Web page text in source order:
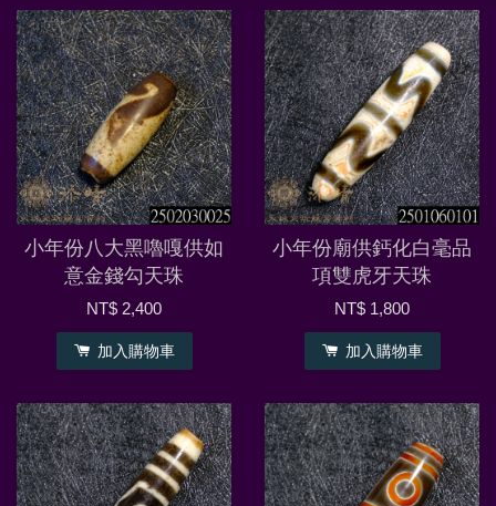
小年份八大黑嚕嘎供如
意金錢勾天珠
NT$ 2,400
加入購物車
小年份廟供鈣化白毫品
項雙虎牙天珠
NT$ 1,800
加入購物車